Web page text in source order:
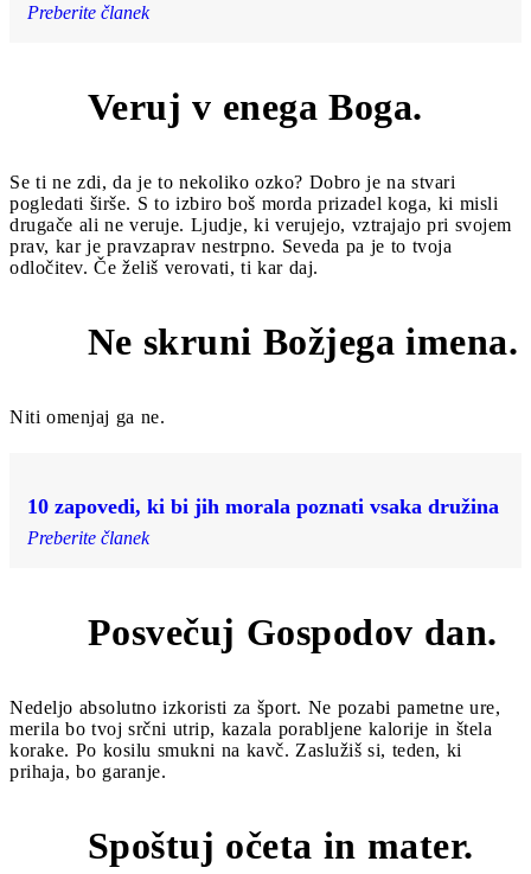
Preberite članek
Veruj v enega Boga.
Se ti ne zdi, da je to nekoliko ozko? Dobro je na stvari
pogledati širše. S to izbiro boš morda prizadel koga, ki misli
drugače ali ne veruje. Ljudje, ki verujejo, vztrajajo pri svojem
prav, kar je pravzaprav nestrpno. Seveda pa je to tvoja
odločitev. Če želiš verovati, ti kar daj.
Ne skruni Božjega imena.
Niti omenjaj ga ne.
10 zapovedi, ki bi jih morala poznati vsaka družina
Preberite članek
Posvečuj Gospodov dan.
Nedeljo absolutno izkoristi za šport. Ne pozabi pametne ure,
merila bo tvoj srčni utrip, kazala porabljene kalorije in štela
korake. Po kosilu smukni na kavč. Zaslužiš si, teden, ki
prihaja, bo garanje.
Spoštuj očeta in mater.